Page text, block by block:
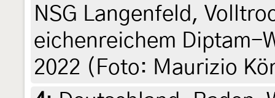
NSG Langenfeld,
eichenreichem Diptam-
2022 (Foto: Maurizio